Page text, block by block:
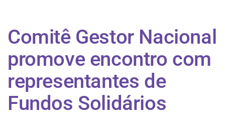
Comitê Gestor Nacional
promove encontro com
representantes de
Fundos Solidários